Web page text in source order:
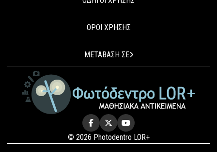
ΟΡΟΙ ΧΡΗΣΗΣ
ΜΕΤΑΒΑΣΗ ΣΕ
© 2026 Photodentro LOR+